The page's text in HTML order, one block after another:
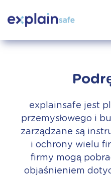
explainsafe jest
przemysłowego i
zarządzane są
i ochrony wielu
firmy mogą
objaśnieniem